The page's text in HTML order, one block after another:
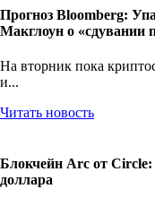
Прогноз Bloomberg:
Макглоун о «сдувании
На вторник пока
и...
Читать новость
Блокчейн Arc от
доллара